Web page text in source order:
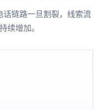
链路一旦割裂，线索流
续增加。